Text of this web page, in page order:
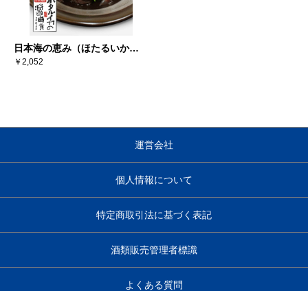
日本海の恵み（ほたるいか醤
油漬×6）
￥2,052
運営会社
個人情報について
特定商取引法に基づく表記
酒類販売管理者標識
よくある質問